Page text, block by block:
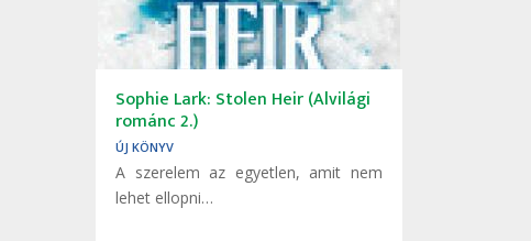
Sophie Lark: Stolen ​Heir (Alvilági
románc 2.)
ÚJ KÖNYV
A ​szerelem az egyetlen, amit nem
lehet ellopni…